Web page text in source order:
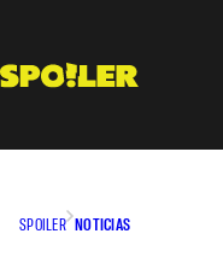
contenido
SPOILER NOTICIAS